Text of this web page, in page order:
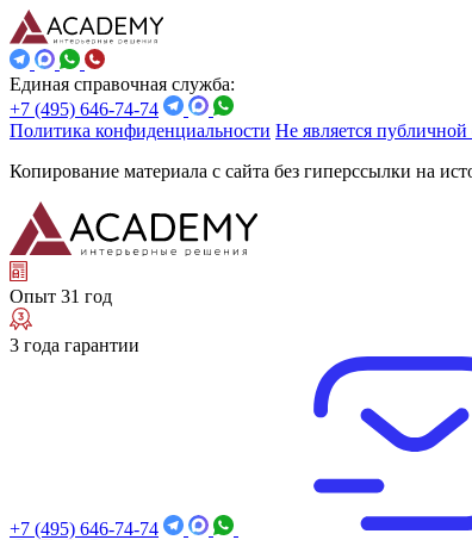
Единая справочная служба:
+7 (495) 646-74-74
Политика конфиденциальности Не является публичной
Копирование материала с сайта без гиперссылки на
Опыт 31 год
3 года гарантии
+7 (495) 646-74-74